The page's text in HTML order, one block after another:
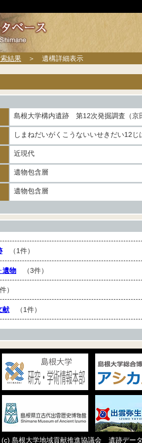
結果 ＞ 遺構詳細表示
島根大学構内遺跡 第12次発掘調査（
しまねだいがくこうないいせきだい12
近現代
遺物包含層
遺物包含層
（1件）
遺物 （3件）
）
献 （1件）
(c) 島根大学地域貢献推進協議会 遺跡デー